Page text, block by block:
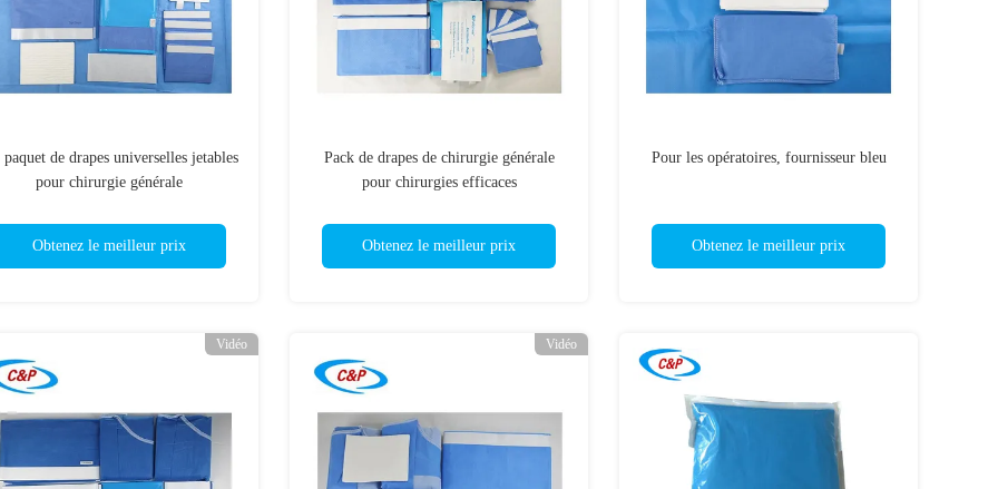
de drapes universelles jetables
pour chirurgie générale
Obtenez le meilleur prix
Pack de drapes de chirurgie générale
pour chirurgies efficaces
Obtenez le meilleur prix
Pour les opératoires, fournisseur bleu
Obtenez le meilleur prix
Vidéo Vidéo